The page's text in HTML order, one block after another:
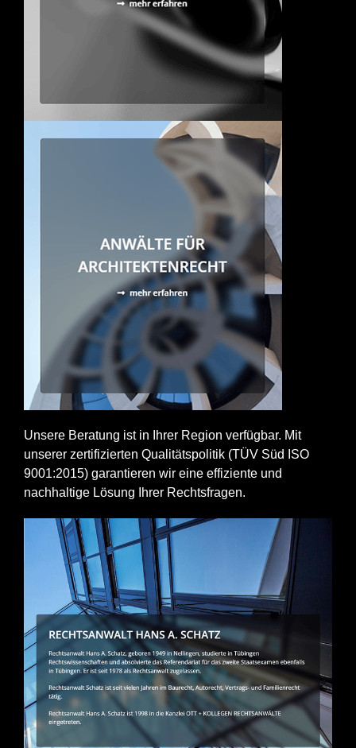
Unsere Beratung ist in Ihrer Region verfügbar. Mit
unserer zertifizierten Qualitätspolitik (TÜV Süd ISO
9001:2015) garantieren wir eine effiziente und
nachhaltige Lösung Ihrer Rechtsfragen.